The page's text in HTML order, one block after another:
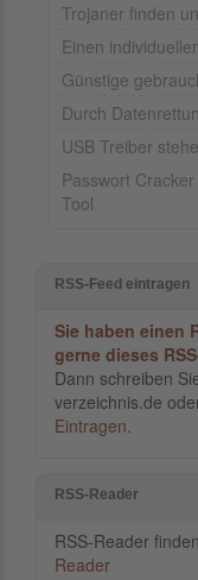
Trojaner finden
Einen
Günstige
Durch
USB Treiber
Passwort
Tool
RSS-Feed eintragen
Sie haben einen
gerne dieses
Dann schreiben
verzeichnis.de
Eintragen.
RSS-Reader
RSS-Reader
Reader